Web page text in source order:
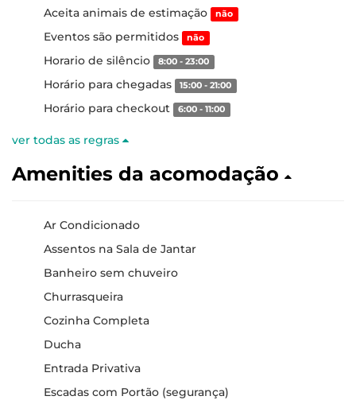
Aceita animais de estimação não
Eventos são permitidos não
Horario de silêncio 8:00 - 23:00
Horário para chegadas 15:00 - 21:00
Horário para checkout 6:00 - 11:00
ver todas as regras
Amenities da acomodação
Ar Condicionado
Assentos na Sala de Jantar
Banheiro sem chuveiro
Churrasqueira
Cozinha Completa
Ducha
Entrada Privativa
Escadas com Portão (segurança)